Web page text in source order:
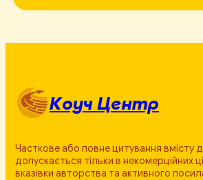
Коуч Центр
Часткове або повне цитування вмісту
допускається тільки в некомерційних
вказівки авторства та активного